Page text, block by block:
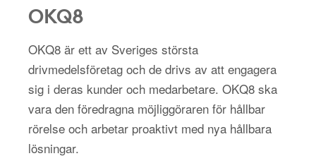
OKQ8
OKQ8 är ett av Sveriges största
drivmedelsföretag och de drivs av att engagera
sig i deras kunder och medarbetare. OKQ8 ska
vara den föredragna möjliggöraren för hållbar
rörelse och arbetar proaktivt med nya hållbara
lösningar.